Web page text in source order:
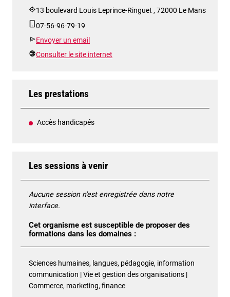
13 boulevard Louis Leprince-Ringuet , 72000 Le Mans
07-56-96-79-19
Envoyer un email
Consulter le site internet
Les prestations
Accès handicapés
Les sessions à venir
Aucune session n'est enregistrée dans notre
interface.
Cet organisme est susceptible de proposer des
formations dans les domaines :
Sciences humaines, langues, pédagogie, information
communication | Vie et gestion des organisations |
Commerce, marketing, finance